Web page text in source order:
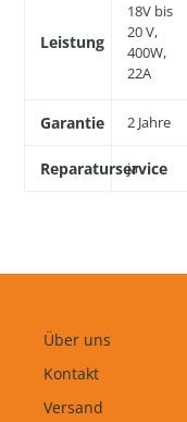
Leistung
18V bis
20 V,
400W,
22A
Garantie 2 Jahre
Reparaturservice
ja
Über uns
Kontakt
Versand